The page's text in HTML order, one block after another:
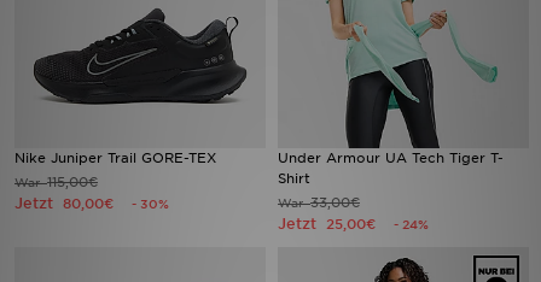
Nike Juniper Trail GORE-TEX
War115,00€
Jetzt 80,00€ - 30%
Under Armour UA Tech Tiger T-
Shirt
War33,00€
Jetzt 25,00€ - 24%
Trending Styles